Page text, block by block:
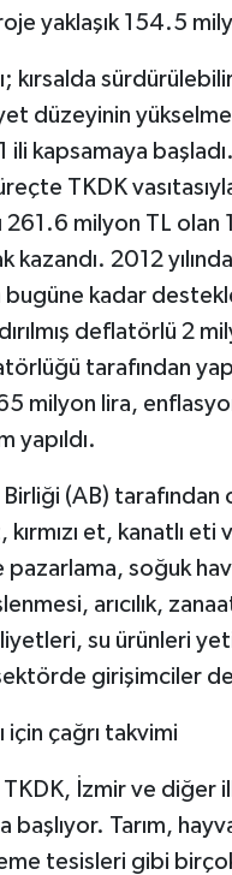
yaklaşık 154.5
kırsalda
düzeyinin
ili kapsamaya
TKDK
261.6 milyon TL
kazandı. 2012
bugüne kadar
deflatörlü 2
tarafından
milyon lira,
yapıldı.
(AB)
et, kanatlı
pazarlama, soğuk
arıcılık,
su ürünleri
girişimciler
için çağrı takvimi
İzmir ve diğer
başlıyor. Tarım,
tesisleri gibi